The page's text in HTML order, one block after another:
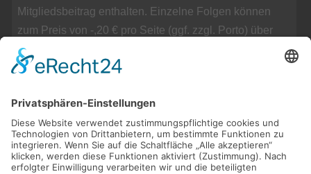
Mitgliedsbeitrag enthalten. Einzelne Folgen können
zum Preis von -,20 € pro Seite (ggf. zzgl. Porto) über
den Vorstand bezogen werden.
(zzgl. Porto) erhältlich über:kontakt@bonner-
muenzfreunde.com
Download der Ausgaben des Steckenreiters nur für